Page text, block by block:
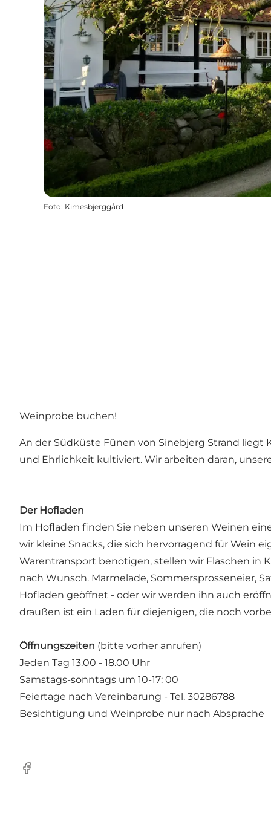
Foto: Kimesbjerggård
Weinprobe buchen!
An der Südküste Fünen von Sinebjerg Strand liegt
und Ehrlichkeit kultiviert. Wir arbeiten daran,
Der Hofladen
Im Hofladen finden Sie neben unseren Weinen
wir kleine Snacks, die sich hervorragend für Wein
Warentransport benötigen, stellen wir Flaschen in
nach Wunsch. Marmelade, Sommersprosseneier,
Hofladen geöffnet - oder wir werden ihn auch
draußen ist ein Laden für diejenigen, die noch
Öffnungszeiten (bitte vorher anrufen)
Jeden Tag 13.00 - 18.00 Uhr
Samstags-sonntags um 10-17: 00
Feiertage nach Vereinbarung - Tel. 30286788
Besichtigung und Weinprobe nur nach Absprache
Facebook